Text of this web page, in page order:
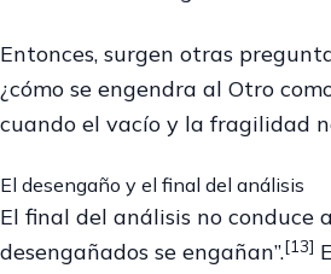
Entonces, surgen otras
¿cómo se engendra al Otro
cuando el vacío y la fragilidad
El desengaño y el final del análisis
El final del análisis no conduce
desengañados se engañan”.[13]